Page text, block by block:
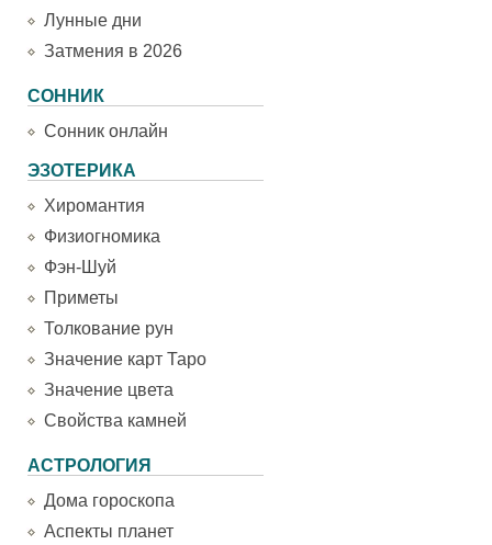
Лунные дни
Затмения в 2026
СОННИК
Сонник онлайн
ЭЗОТЕРИКА
Хиромантия
Физиогномика
Фэн-Шуй
Приметы
Толкование рун
Значение карт Таро
Значение цвета
Свойства камней
АСТРОЛОГИЯ
Дома гороскопа
Аспекты планет